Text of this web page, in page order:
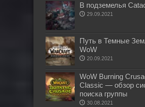
В подземелья
29.09.2021
Путь в Темные
WoW
20.09.2021
WoW Burning
Classic — обзор
поиска группы
30.08.2021